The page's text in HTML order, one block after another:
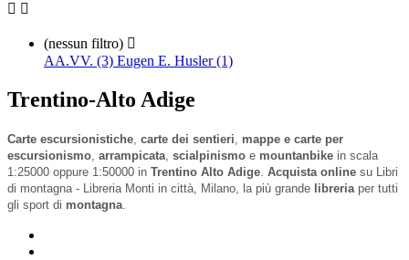
 
(nessun filtro) 
AA.VV. (3) Eugen E. Husler (1)
Trentino-Alto Adige
Carte escursionistiche, carte dei sentieri, mappe e carte per
escursionismo, arrampicata, scialpinismo e mountanbike in scala
1:25000 oppure 1:50000 in Trentino Alto Adige. Acquista online su Libri
di montagna - Libreria Monti in città, Milano, la più grande libreria per tutti
gli sport di montagna.